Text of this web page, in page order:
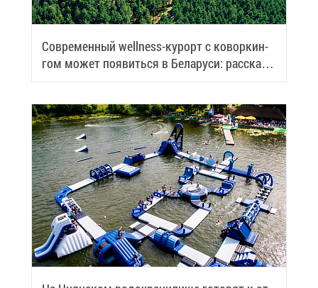
Со­вре­мен­ный wellness-ку­рорт с ко­вор­кин­
гом мо­жет по­явить­ся в Бе­ла­ру­си: рас­ска­
зы­ва­ем по­дроб­но­сти